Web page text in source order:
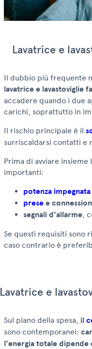
Lavatrice e
Il dubbio più frequente
lavatrice e lavastoviglie
accadere quando i due
carichi, soprattutto in
Il rischio principale è il
surriscaldarsi contatti e
Prima di avviare
importanti:
potenza impegnata
prese e
segnali d’allarme ,
Se questi requisiti sono
caso contrario è
Lavatrice e
Sul piano della spesa, il
sono contemporanei:
l’energia totale